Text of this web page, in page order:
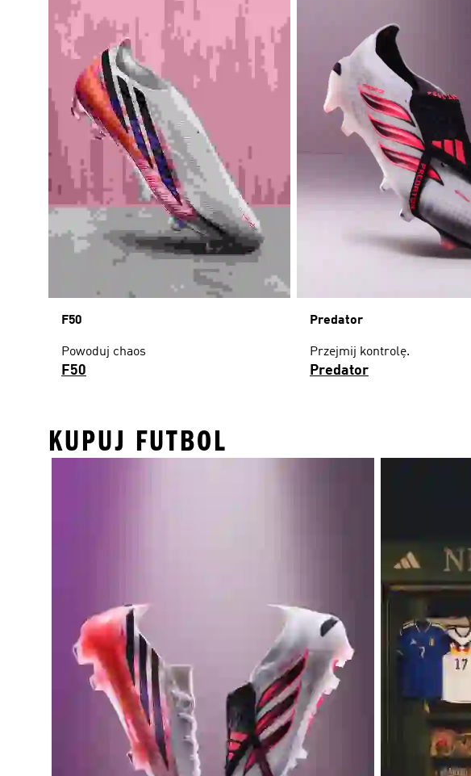
F50
Powoduj chaos
F50
Predator
Przejmij kontrolę.
Predator
KUPUJ FUTBOL